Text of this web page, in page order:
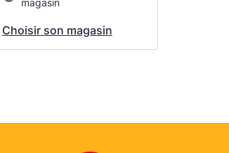
magasin
Choisir son magasin